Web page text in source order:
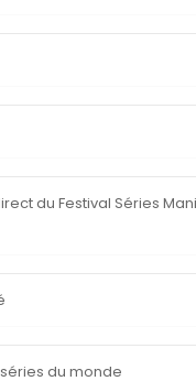
du Festival Séries
du monde